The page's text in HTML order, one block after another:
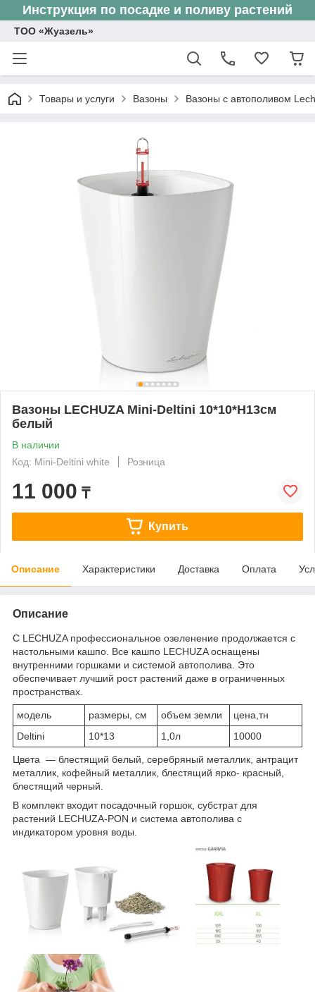
Инструкция по посадке и поливу растений
ТОО «Жуазель»
Товары и услуги Вазоны Вазоны с автополивом
Вазоны LECHUZA Mini-Deltini 10*10*H13см
белый
В наличии
Код: Mini-Deltini white
Розница
11 000 ₸
Купить
Описание Характеристики Доставка Оплата
Описание
С LECHUZA профессиональное озеленение продолжается с
настольными кашпо. Все кашпо LECHUZA оснащены
внутренними горшками и системой автополива. Это
обеспечивает лучший рост растений даже в ограниченных
пространствах.
модель размеры, см объем земли
цена,тн
Deltini
10*13 1,0л 10000
Цвета ― блестящий белый, серебряный металлик, антрацит
металлик, кофейный металлик, блестящий ярко- красный,
блестящий черный.
В комплект входит посадочный горшок, субстрат для
растений LECHUZA-PON и система автополива с
индикатором уровня воды.